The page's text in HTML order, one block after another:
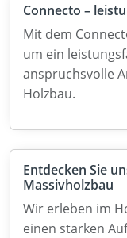
Connecto –
Mit dem
um ein
anspruchsvolle
Holzbau.
Entdecken Sie
Massivholzbau
Wir erleben im
einen starken